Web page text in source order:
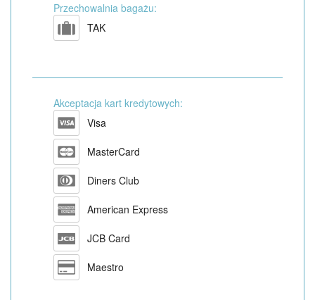
Przechowalnia bagażu:
TAK
Akceptacja kart kredytowych:
Visa
MasterCard
Diners Club
American Express
JCB Card
Maestro